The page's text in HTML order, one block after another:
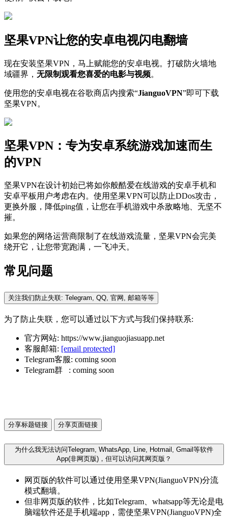
坚果VPN让您的安卓电视闪电翻墙
现在安装坚果VPN，马上赋能您的安卓电视。打破防火墙地
域疆界， 无限制观看您喜爱的电影与视频。
使用您的安卓电视在谷歌商店内搜索“JianguoVPN”即可下载
坚果VPN。
坚果VPN：专为安卓系统游戏加速而生
的VPN
坚果VPN在设计初始已将如你般酷爱在线游戏的安卓手机和
安卓平板用户考虑在内。使用坚果VPN可以防止DDos攻击，
更换外服，降低ping值，让您在手机游戏中杀敌略地、无坚不
摧。
如果您的网络运营商限制了在线游戏流量，坚果VPN会完美
绕开它，让您带宽跑满，一飞冲天。
常见问题
关注我们防止失联: Telegram, QQ, 官网, 邮箱等等
为了防止失联，您可以通过以下方式与我们保持联系:
官方网站: https://www.jianguojiasuapp.net
客服邮箱: [email protected]
Telegram客服: coming soon
Telegram群 : coming soon
分享标题链接 分享页面链接
为什么我无法访问Telegram, WhatsApp, Line, Hotmail, Gmail等软件
App(非网页版)，但可以访问其网页版？
网页版的软件可以通过使用坚果VPN(JianguoVPN)分流
模式翻墙。
但非网页版的软件，比如Telegram、whatsapp等无论是电
脑端软件还是手机端app，需使坚果VPN(JianguoVPN)全